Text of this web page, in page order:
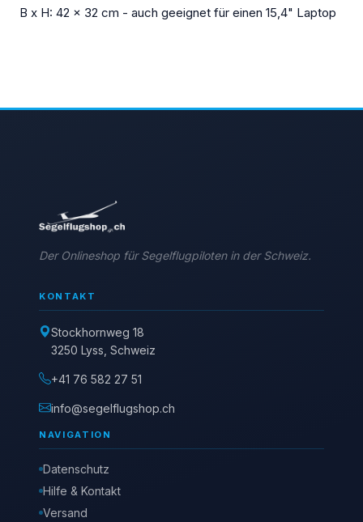
B x H: 42 x 32 cm - auch geeignet für einen 15,4" Laptop
Der Onlineshop für Segelflugpiloten in der Schweiz.
KONTAKT
Stockhornweg 18
3250 Lyss, Schweiz
+41 76 582 27 51
info@segelflugshop.ch
NAVIGATION
Datenschutz
Hilfe & Kontakt
Versand